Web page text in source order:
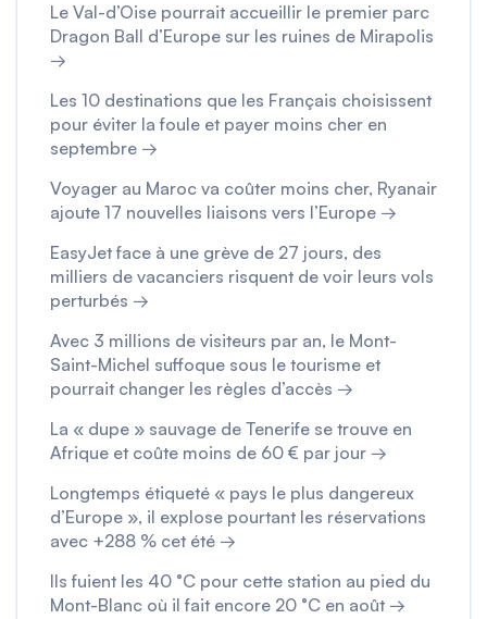
Le Val-d’Oise pourrait accueillir le premier parc
Dragon Ball d’Europe sur les ruines de Mirapolis
→
Les 10 destinations que les Français choisissent
pour éviter la foule et payer moins cher en
septembre →
Voyager au Maroc va coûter moins cher, Ryanair
ajoute 17 nouvelles liaisons vers l’Europe →
EasyJet face à une grève de 27 jours, des
milliers de vacanciers risquent de voir leurs vols
perturbés →
Avec 3 millions de visiteurs par an, le Mont-
Saint-Michel suffoque sous le tourisme et
pourrait changer les règles d’accès →
La « dupe » sauvage de Tenerife se trouve en
Afrique et coûte moins de 60 € par jour →
Longtemps étiqueté « pays le plus dangereux
d’Europe », il explose pourtant les réservations
avec +288 % cet été →
Ils fuient les 40 °C pour cette station au pied du
Mont-Blanc où il fait encore 20 °C en août →